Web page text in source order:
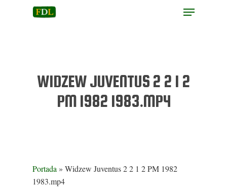
WIDZEW JUVENTUS 2 2 1 2
PM 1982 1983.MP4
Portada » Widzew Juventus 2 2 1 2 PM 1982
1983.mp4